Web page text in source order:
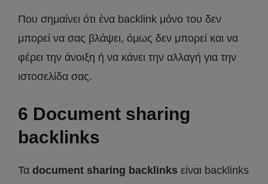
Που σημαίνει ότι ένα backlink μόνο του δεν
μπορεί να σας βλάψει, όμως δεν μπορεί και να
φέρει την άνοιξη ή να κάνει την αλλαγή για την
ιστοσελίδα σας.
6 Document sharing
backlinks
Τα document sharing backlinks είναι backlinks